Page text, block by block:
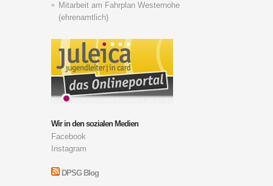
Mitarbeit am Fahrplan Westernohe
(ehrenamtlich)
Wir in den sozialen Medien
Facebook
Instagram
DPSG Blog